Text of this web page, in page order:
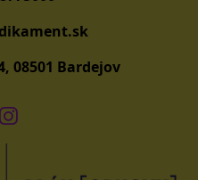
08501 Bardejov